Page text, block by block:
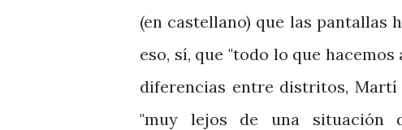
(en castellano) que las pantallas
eso, sí, que "todo lo que
diferencias entre distritos,
"muy lejos de una situación